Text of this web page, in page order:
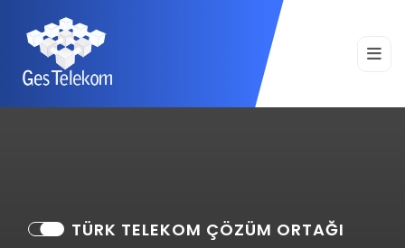
TÜRK TELEKOM ÇÖZÜM ORTAĞI
TÜRK TELEKOM ÇÖZÜM ORTAĞI
TÜRK TELEKOM ÇÖZÜM ORTAĞI